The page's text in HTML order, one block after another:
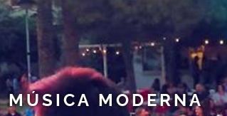
MÚSICA MODERNA